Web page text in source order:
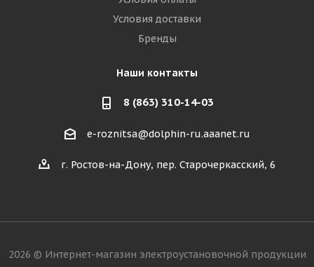
Условия доставки
Бренды
Наши контакты
8 (863) 310-14-03
e-roznitsa@dolphin-ru.aaanet.ru
г. Ростов-на-Дону, пер. Старочеркасский, 6
2026 © Интернет-магазин электроустановочной продукции